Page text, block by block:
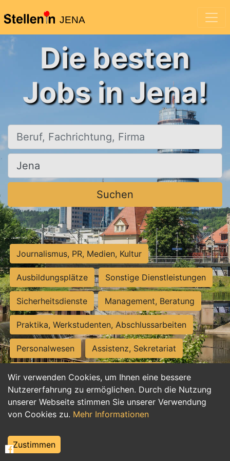
JENA
Wir verwenden Cookies, um Ihnen eine bessere
Nutzererfahrung zu ermöglichen. Durch die Nutzung
unserer Webseite stimmen Sie unserer Verwendung
von Cookies zu. Mehr Informationen
Zustimmen
Die besten
Jobs in Jena!
Beruf, Fachrichtung, Firma
Ort, Stadt
Suchen
Journalismus, PR, Medien, Kultur
Ausbildungsplätze Sonstige Dienstleistungen
Sicherheitsdienste Management, Beratung
Praktika, Werkstudenten, Abschlussarbeiten
Personalwesen Assistenz, Sekretariat
Hilfskräfte, Aushilfs- und Nebenjobs
Einkauf, Logistik, Materialwirtschaft
Weiterbildung, Studium, duale Ausbildung
Tourismus